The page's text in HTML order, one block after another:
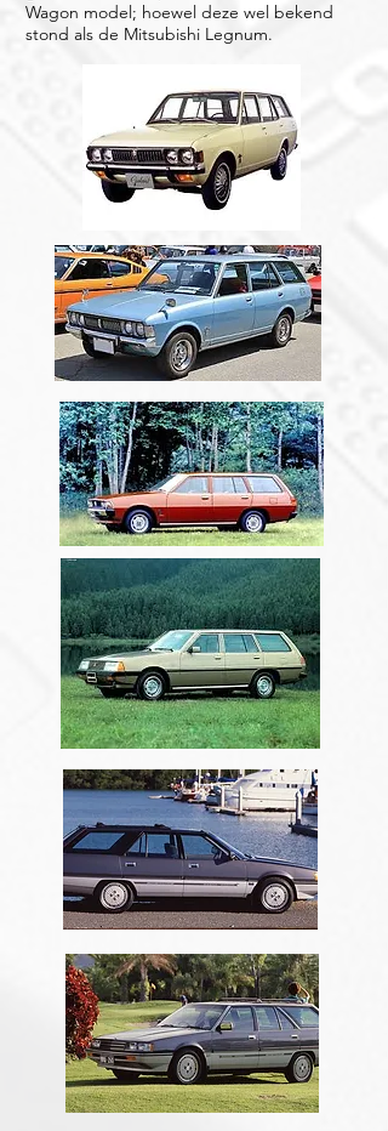
Wagon model; hoewel deze wel bekend
stond als de Mitsubishi Legnum.